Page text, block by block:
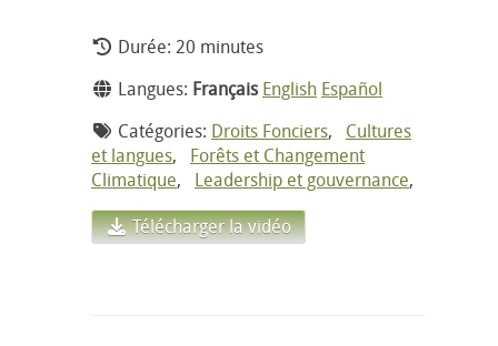
Durée: 20 minutes
Langues: Français English Español
Catégories: Droits Fonciers, Cultures
et langues, Forêts et Changement
Climatique, Leadership et gouvernance,
Télécharger la vidéo